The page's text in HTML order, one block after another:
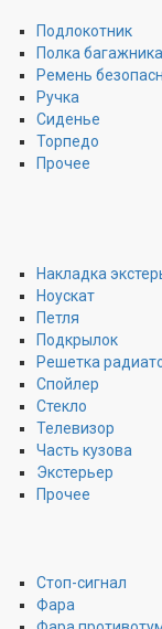
Подлокотник
Полка багажника
Ремень
Ручка
Сиденье
Торпедо
Прочее
Накладка
Ноускат
Петля
Подкрылок
Решетка
Спойлер
Стекло
Телевизор
Часть кузова
Экстерьер
Прочее
Стоп-сигнал
Фара